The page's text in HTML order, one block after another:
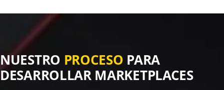
NUESTRO PROCESO PARA
DESARROLLAR MARKETPLACES